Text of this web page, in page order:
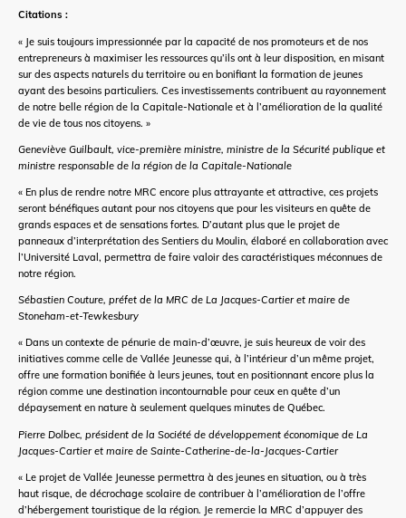
Citations :
« Je suis toujours impressionnée par la capacité de nos promoteurs et de nos
entrepreneurs à maximiser les ressources qu’ils ont à leur disposition, en misant
sur des aspects naturels du territoire ou en bonifiant la formation de jeunes
ayant des besoins particuliers. Ces investissements contribuent au rayonnement
de notre belle région de la Capitale-Nationale et à l’amélioration de la qualité
de vie de tous nos citoyens. »
Geneviève Guilbault, vice-première ministre, ministre de la Sécurité publique et
ministre responsable de la région de la Capitale-Nationale
« En plus de rendre notre MRC encore plus attrayante et attractive, ces projets
seront bénéfiques autant pour nos citoyens que pour les visiteurs en quête de
grands espaces et de sensations fortes. D’autant plus que le projet de
panneaux d’interprétation des Sentiers du Moulin, élaboré en collaboration avec
l’Université Laval, permettra de faire valoir des caractéristiques méconnues de
notre région.
Sébastien Couture, préfet de la MRC de La Jacques-Cartier et maire de
Stoneham-et-Tewkesbury
« Dans un contexte de pénurie de main-d’œuvre, je suis heureux de voir des
initiatives comme celle de Vallée Jeunesse qui, à l’intérieur d’un même projet,
offre une formation bonifiée à leurs jeunes, tout en positionnant encore plus la
région comme une destination incontournable pour ceux en quête d’un
dépaysement en nature à seulement quelques minutes de Québec.
Pierre Dolbec, président de la Société de développement économique de La
Jacques-Cartier et maire de Sainte-Catherine-de-la-Jacques-Cartier
« Le projet de Vallée Jeunesse permettra à des jeunes en situation, ou à très
haut risque, de décrochage scolaire de contribuer à l’amélioration de l’offre
d’hébergement touristique de la région. Je remercie la MRC d’appuyer des